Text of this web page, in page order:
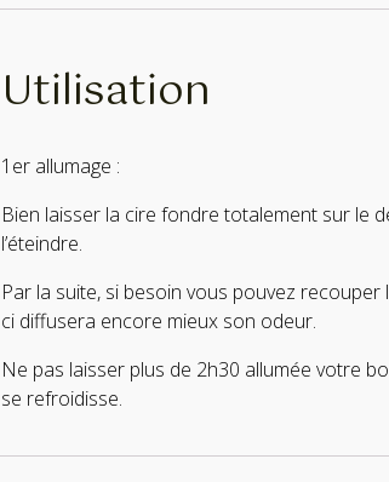
Utilisation
1er allumage :
Bien laisser la cire fondre totalement sur le
l’éteindre.
Par la suite, si besoin vous pouvez recouper
ci diffusera encore mieux son odeur.
Ne pas laisser plus de 2h30 allumée votre
se refroidisse.